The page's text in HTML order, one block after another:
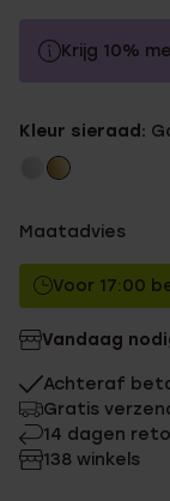
Krijg 10%
Zonder
Kleur sieraad:
Maatadvies
Voor 17:00
Vandaag
Achteraf
Gratis
14 dagen
138 winkels